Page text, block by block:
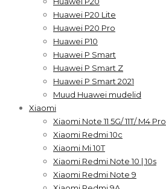
Huawei P20 Lite
Huawei P20 Pro
Huawei P10
Huawei P Smart
Huawei P Smart Z
Huawei P Smart 2021
Muud Huawei mudelid
Xiaomi
Xiaomi Note 11 5G/ 11T/ M4 Pro
Xiaomi Redmi 10c
Xiaomi Mi 10T
Xiaomi Redmi Note 10 | 10s
Xiaomi Redmi Note 9